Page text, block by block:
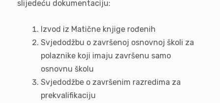
slijedeću dokumentaciju:
Izvod iz Matične knjige rođenih
Svjedodžbu o završenoj osnovnoj školi za
polaznike koji imaju završenu samo
osnovnu školu
Svjedodžbe o završenim razredima za
prekvalifikaciju